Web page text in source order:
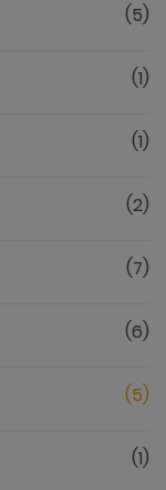
(5)
(1)
(1)
(2)
(7)
(6)
(5)
(1)